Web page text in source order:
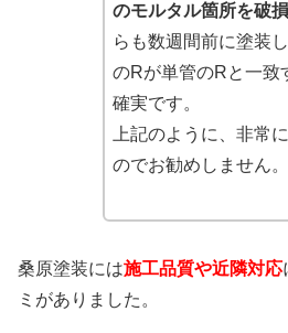
のモルタル箇所を破
らも数週間前に塗装
のRが単管のRと一致
確実です。
上記のように、非常
のでお勧めしません。
桑原塗装には施工品質や近隣対応
ミがありました。